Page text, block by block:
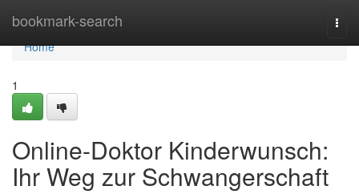
bookmark-search
Home
Home
1
Online-Doktor Kinderwunsch:
Ihr Weg zur Schwangerschaft